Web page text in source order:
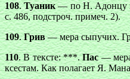
108.Туаник— по Н. Адонцу
с. 486, подстроч. примеч. 2).
109.Грив— мера сыпучих.
110. В тексте: ***.Пас— мера
ксестам. Как полагает Я.